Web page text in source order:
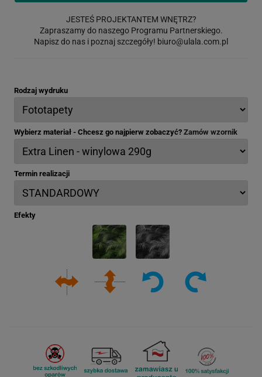
JESTEŚ PROJEKTANTEM WNĘTRZ?
Zapraszamy do naszego Programu Partnerskiego.
Napisz do nas i poznaj szczegóły! biuro@ulala.com.pl
Rodzaj wydruku
Wybierz materiał - Chcesz go najpierw zobaczyć? Zamów wzornik
Termin realizacji
Efekty